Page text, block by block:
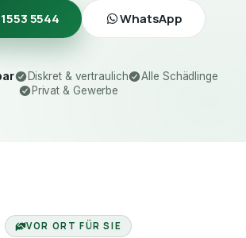
5544 WhatsApp
Diskret & vertraulich
Alle Schädlinge
Privat & Gewerbe
VOR ORT FÜR SIE